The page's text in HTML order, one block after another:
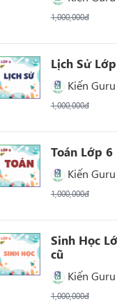
1,000,000đ
Lịch Sử
Kiến Guru
1,000,000đ
Toán Lớp 6
Kiến Guru
1,000,000đ
Sinh Học
cũ
Kiến Guru
1,000,000đ